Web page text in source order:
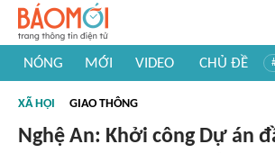
NÓNG MỚI VIDEO CHỦ ĐỀ
#Khám phá thế giới
XÃ HỘI GIAO THÔNG
Nghệ An: Khởi công Dự án